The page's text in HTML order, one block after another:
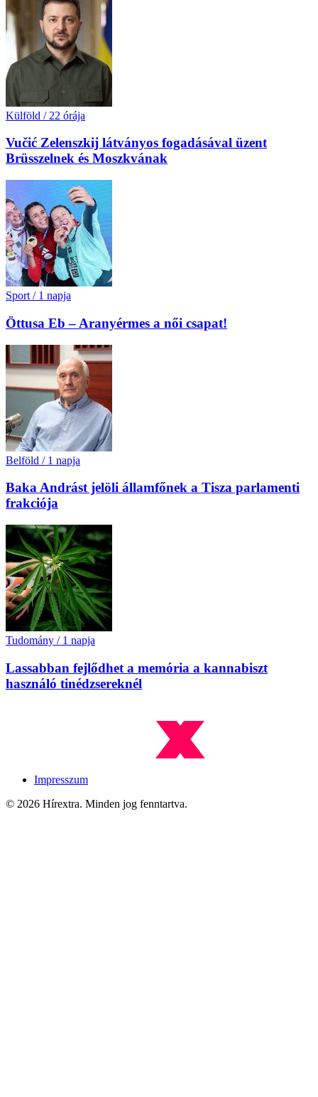
Külföld / 22 órája
Vučić Zelenszkij látványos fogadásával üzent
Brüsszelnek és Moszkvának
Sport / 1 napja
Öttusa Eb – Aranyérmes a női csapat!
Belföld / 1 napja
Baka Andrást jelöli államfőnek a Tisza parlamenti
frakciója
Tudomány / 1 napja
Lassabban fejlődhet a memória a kannabiszt
használó tinédzsereknél
Impresszum
© 2026 Hírextra. Minden jog fenntartva.